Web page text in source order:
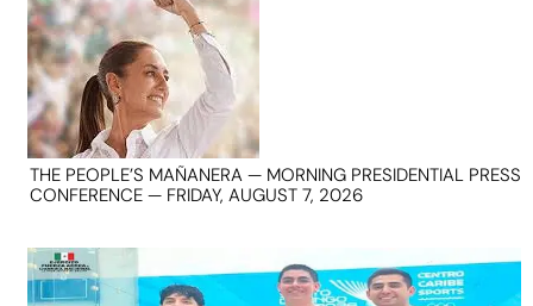
THE PEOPLE’S MAÑANERA — MORNING PRESIDENTIAL PRESS
CONFERENCE — FRIDAY, AUGUST 7, 2026